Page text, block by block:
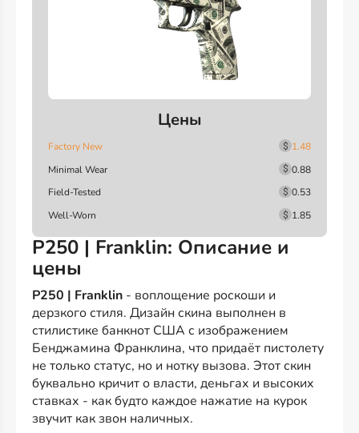
Цены
Factory New
1.48
Minimal Wear
0.88
Field-Tested
0.53
Well-Worn
1.85
P250 | Franklin: Описание и
цены
P250 | Franklin - воплощение роскоши и
дерзкого стиля. Дизайн скина выполнен в
стилистике банкнот США с изображением
Бенджамина Франклина, что придаёт пистолету
не только статус, но и нотку вызова. Этот скин
буквально кричит о власти, деньгах и высоких
ставках - как будто каждое нажатие на курок
звучит как звон наличных.